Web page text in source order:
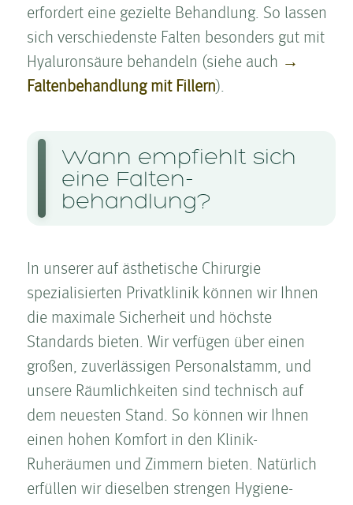
erfordert eine gezielte Behandlung. So lassen
sich verschiedenste Falten­ besonders gut mit
Hyaluronsäure behandeln (siehe auch →
Falten­behandlung mit Fillern).
Wann empfiehlt sich
eine Falten­
behandlung?
In unserer auf ästhetische Chirurgie
spezialisierten Privatklinik können wir Ihnen
die maximale Sicherheit und höchste
Standards bieten. Wir verfügen über einen
großen, zuverlässigen Personalstamm, und
unsere Räumlichkeiten sind technisch auf
dem neuesten Stand. So können wir Ihnen
einen hohen Komfort in den Klinik-
Ruheräumen und Zimmern bieten. Natürlich
erfüllen wir dieselben strengen Hygiene-